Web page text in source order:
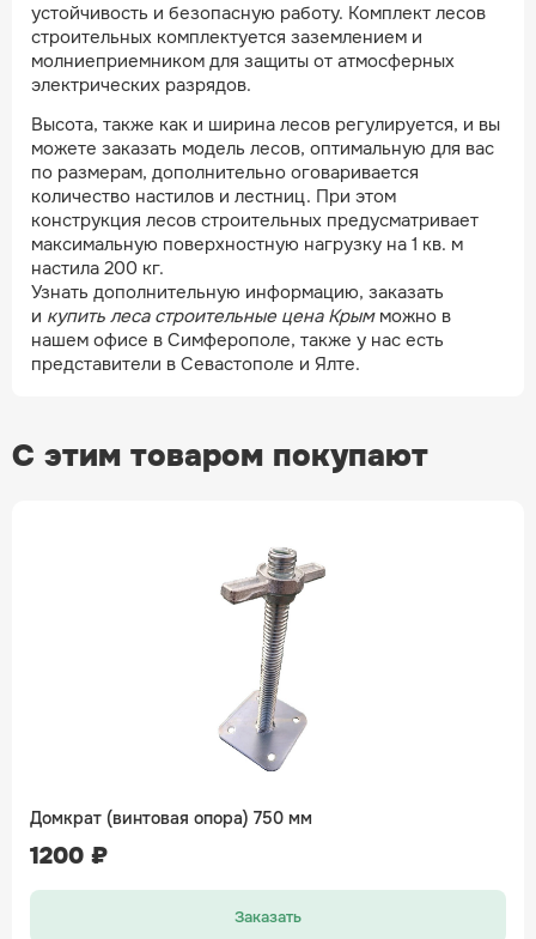
устойчивость и безопасную работу. Комплект лесов
строительных комплектуется заземлением и
молниеприемником для защиты от атмосферных
электрических разрядов.
Высота, также как и ширина лесов регулируется, и вы
можете заказать модель лесов, оптимальную для вас
по размерам, дополнительно оговаривается
количество настилов и лестниц. При этом
конструкция лесов строительных предусматривает
максимальную поверхностную нагрузку на 1 кв. м
настила 200 кг.
Узнать дополнительную информацию, заказать
и купить леса строительные цена Крымможно в
нашем офисе в Симферополе, также у нас есть
представители в Севастополе и Ялте.
С этим товаром покупают
Домкрат (винтовая опора) 750 мм
1200 ₽
Заказать